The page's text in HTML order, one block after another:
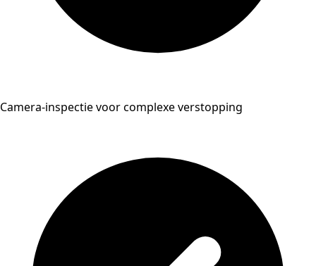
Camera-inspectie voor complexe verstopping